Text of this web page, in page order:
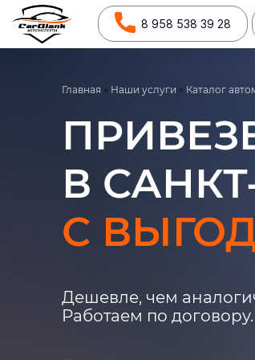
8 958 538 39 28
Главная » Наши услуги » Каталог
В
С
Дешевле, чем
Работаем по